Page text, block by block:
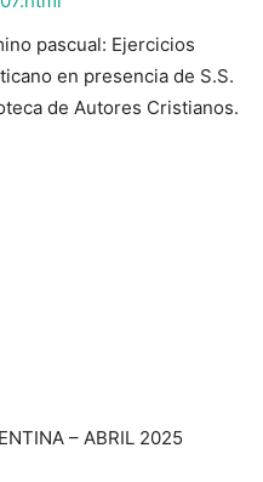
pascual: Ejercicios
en presencia de S.S.
de Autores Cristianos.
– ABRIL 2025